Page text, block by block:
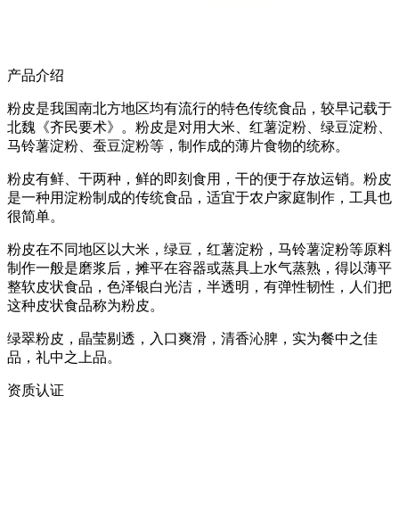
产品介绍
粉皮是我国南北方地区均有流行的特色传统食品，较早记载于
北魏《齐民要术》。粉皮是对用大米、红薯淀粉、绿豆淀粉、
马铃薯淀粉、蚕豆淀粉等，制作成的薄片食物的统称。
粉皮有鲜、干两种，鲜的即刻食用，干的便于存放运销。粉皮
是一种用淀粉制成的传统食品，适宜于农户家庭制作，工具也
很简单。
粉皮在不同地区以大米，绿豆，红薯淀粉，马铃薯淀粉等原料
制作一般是磨浆后，摊平在容器或蒸具上水气蒸熟，得以薄平
整软皮状食品，色泽银白光洁，半透明，有弹性韧性，人们把
这种皮状食品称为粉皮。
绿翠粉皮，晶莹剔透，入口爽滑，清香沁脾，实为餐中之佳
品，礼中之上品。
资质认证